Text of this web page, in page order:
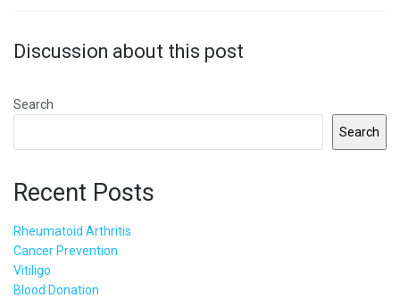
Discussion about this post
Search
Search
Recent Posts
Rheumatoid Arthritis
Cancer Prevention
Vitiligo
Blood Donation